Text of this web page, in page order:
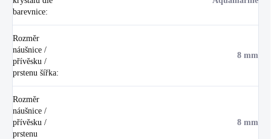
barevnice:
Rozměr
náušnice /
přívěsku /
prstenu šířka:
8 mm
Rozměr
náušnice /
přívěsku /
prstenu
8 mm